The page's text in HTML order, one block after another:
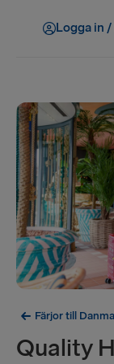
Logga in
Färjor till
Quality